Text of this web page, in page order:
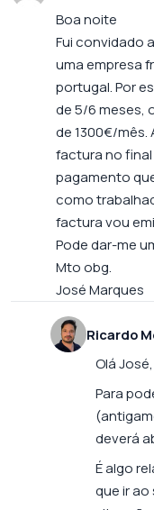
Boa noite
Fui convidado
uma empresa
portugal. Por
de 5/6 meses,
de 1300€/mês.
factura no
pagamento
como
factura vou
Pode dar-me
Mto obg.
José Marques
Ricardo
Olá José,
Para
deverá
É algo
que ir